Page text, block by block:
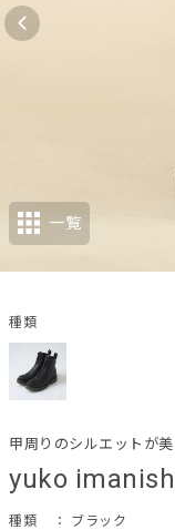
yuko
甲周りのシルエットが
種類
： ブラック
一覧
種類